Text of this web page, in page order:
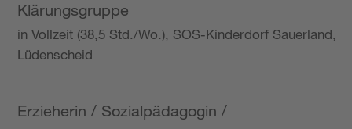
Klärungsgruppe
in Vollzeit (38,5 Std./Wo.), SOS-Kinderdorf Sauerland,
Lüdenscheid
Erzieherin / Sozialpädagogin /